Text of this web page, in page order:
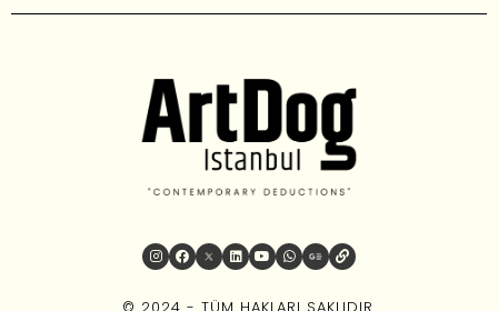
© 2024 - TÜM HAKLARI SAKLIDIR.